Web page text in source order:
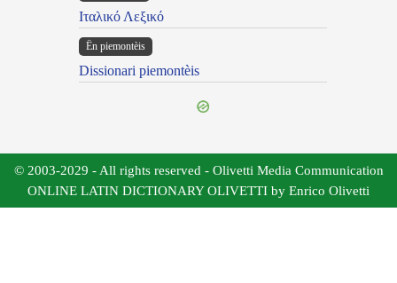
Ιταλικό Λεξικό
Ën piemontèis
Dissionari piemontèis
© 2003-2029 - All rights reserved - Olivetti Media Communication
ONLINE LATIN DICTIONARY OLIVETTI by Enrico Olivetti